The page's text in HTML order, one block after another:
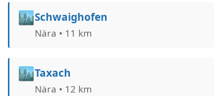
🏙️Schwaighofen
Nära • 11 km
🏙️Taxach
Nära • 12 km